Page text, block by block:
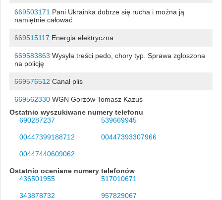
669503171 Pani Ukrainka dobrze się rucha i można ją
namiętnie całować
669515117 Energia elektryczna
669583863 Wysyła treści pedo, chory typ. Sprawa zgłoszona
na policję
669576512 Canal plis
669562330WGN Gorzów Tomasz Kazuś
Ostatnio wyszukiwane numery telefonu
690287237
539669945
00447399188712 00447393307966
00447440609062
Ostatnio oceniane numery telefonów
436501955
517010671
343878732 957829067